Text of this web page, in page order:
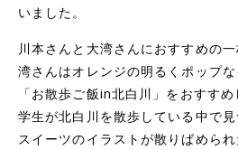
いました。
川本さんと大湾さんにおすすめの
湾さんはオレンジの明るくポップ
「お散歩ご飯in北白川」をおすす
学生が北白川を散歩している中で
スイーツのイラストが散りばめら